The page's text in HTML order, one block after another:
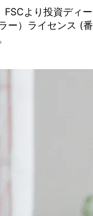
FSCより 投資ディ
ー） ライセンス (